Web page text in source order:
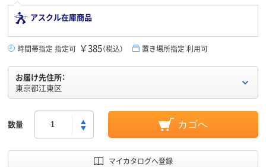
アスクル在庫商品
時間帯指定 指定可 ￥385（税込） 置き場所指定 利用可
お届け先住所：
東京都江東区
数量 カゴへ
マイカタログへ登録